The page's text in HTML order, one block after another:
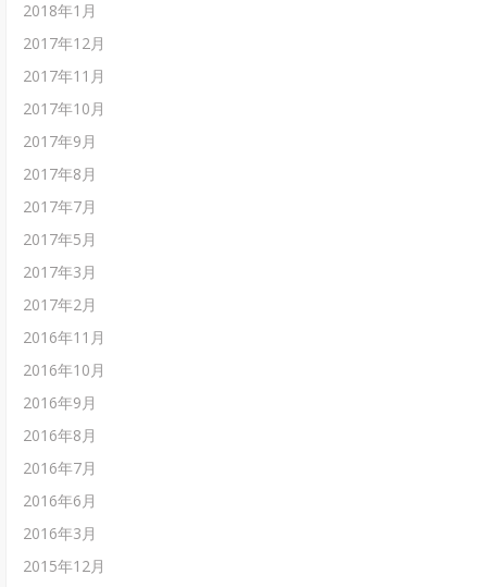
2018年1月
2017年12月
2017年11月
2017年10月
2017年9月
2017年8月
2017年7月
2017年5月
2017年3月
2017年2月
2016年11月
2016年10月
2016年9月
2016年8月
2016年7月
2016年6月
2016年3月
2015年12月